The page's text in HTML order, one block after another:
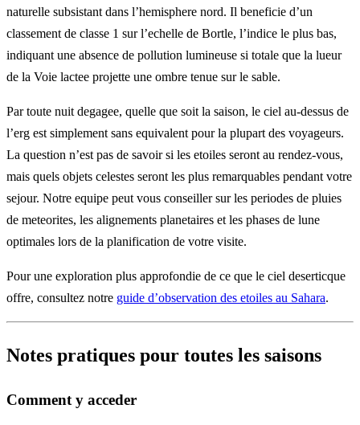
naturelle subsistant dans l’hemisphere nord. Il beneficie d’un
classement de classe 1 sur l’echelle de Bortle, l’indice le plus bas,
indiquant une absence de pollution lumineuse si totale que la lueur
de la Voie lactee projette une ombre tenue sur le sable.
Par toute nuit degagee, quelle que soit la saison, le ciel au-dessus de
l’erg est simplement sans equivalent pour la plupart des voyageurs.
La question n’est pas de savoir si les etoiles seront au rendez-vous,
mais quels objets celestes seront les plus remarquables pendant votre
sejour. Notre equipe peut vous conseiller sur les periodes de pluies
de meteorites, les alignements planetaires et les phases de lune
optimales lors de la planification de votre visite.
Pour une exploration plus approfondie de ce que le ciel deserticque
offre, consultez notre guide d’observation des etoiles au Sahara.
Notes pratiques pour toutes les saisons
Comment y acceder